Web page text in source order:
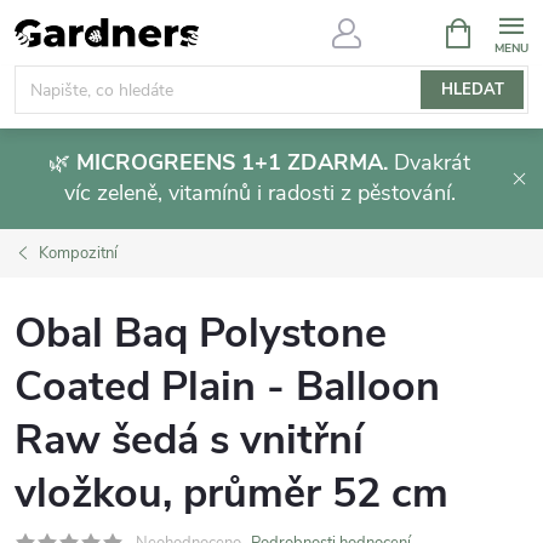
Přejít
na
obsah
HLEDAT
NÁKUPNÍ
KOŠÍK
🌿 MICROGREENS 1+1 ZDARMA. Dvakrát
víc zeleně, vitamínů i radosti z pěstování.
Kompozitní
Obal Baq Polystone
Coated Plain - Balloon
Raw šedá s vnitřní
vložkou, průměr 52 cm